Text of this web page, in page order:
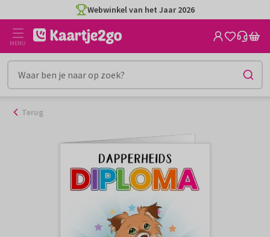
naar
inhoud
Webwinkel van het Jaar 2026
MENU
Terug